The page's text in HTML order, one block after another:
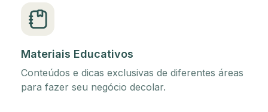
Materiais Educativos
Conteúdos e dicas exclusivas de diferentes áreas
para fazer seu negócio decolar.